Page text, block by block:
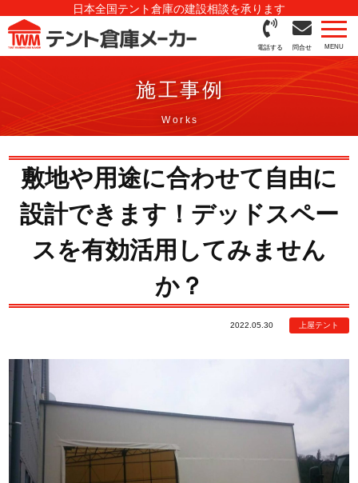
日本全国テント倉庫の建設相談を承ります
電話する 問合せ
施工事例
敷地や用途に合わせて自由に
設計できます！デッドスペー
スを有効活用してみません
か？
2022.05.30 上屋テント